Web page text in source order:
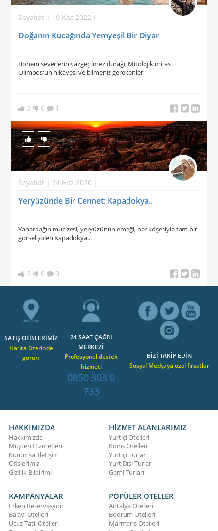
Seyahat | 19 Kas 2022 |
Doğanın Kucağında Yemyeşil Bir Diyar
Bohem severlerin vazgeçilmez durağı, Mitolojik miras
Olimpos'un hikayesi ve bilmeniz gerekenler
3 0 1
Seyahat | 24 Haz 2020 |
Yeryüzünde Bir Cennet: Kapadokya..
Yanardağın mucizesi, yeryüzünün emeği, her köşesiyle tam bir
görsel şölen Kapadokya..
3 0 0
SATIŞ OFİSLERİMİZ
Harita üzerinde
görün
24 SAAT ÇAĞRI
MERKEZİ
Profesyonel destek
hizmeti
0850 303 0
733
BİZİ TAKİP EDİN
Sosyal Medyaya özel fırsatlar
HAKKIMIZDA
Hakkımızda
Müşteri Hizmetleri
Kurumsal İletişim
Ofislerimiz
Gizlilik Bildirimi
HİZMET ALANLARIMIZ
Yurtiçi Otelleri
Kıbrıs Otelleri
Yurtiçi Turlar
Yurt Dışı Turlar
Gemi Turları
KAMPANYALAR
Erken Rezervasyon
Balayı Otelleri
Ucuz Tatil Otelleri
POPÜLER OTELLER
Antalya Otelleri
Bodrum Otelleri
Marmaris Otelleri